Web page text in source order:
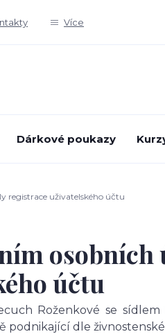
Více
Dárkové poukazy
registrace uživatelského účtu
účtu
Roženkové se sídlem
podnikající dle